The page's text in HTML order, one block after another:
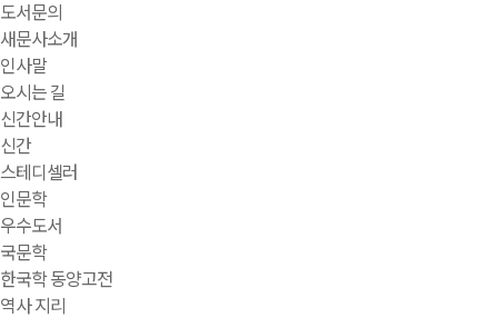
도서문의
새문사소개
인사말
오시는 길
신간안내
신간
스테디셀러
인문학
우수도서
국문학
한국학 동양고전
역사 지리